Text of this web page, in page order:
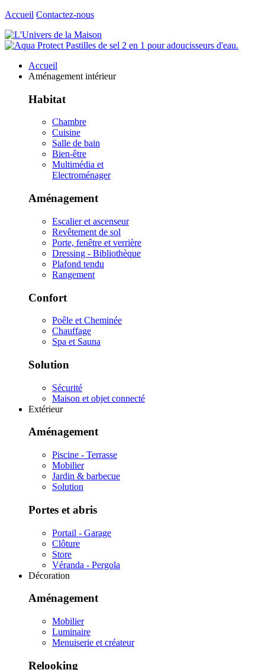
Accueil Contactez-nous
Accueil
Aménagement intérieur
Habitat
Chambre
Cuisine
Salle de bain
Bien-être
Multimédia et
Electroménager
Aménagement
Escalier et ascenseur
Revêtement de sol
Porte, fenêtre et verrière
Dressing - Bibliothèque
Plafond tendu
Rangement
Confort
Poêle et Cheminée
Chauffage
Spa et Sauna
Solution
Sécurité
Maison et objet connecté
Extérieur
Aménagement
Piscine - Terrasse
Mobilier
Jardin & barbecue
Solution
Portes et abris
Portail - Garage
Clôture
Store
Véranda - Pergola
Décoration
Aménagement
Mobilier
Luminaire
Menuiserie et créateur
Relooking